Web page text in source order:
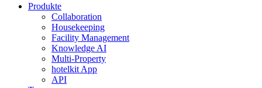
Produkte
Collaboration
Housekeeping
Facility Management
Knowledge AI
Multi-Property
hotelkit App
API